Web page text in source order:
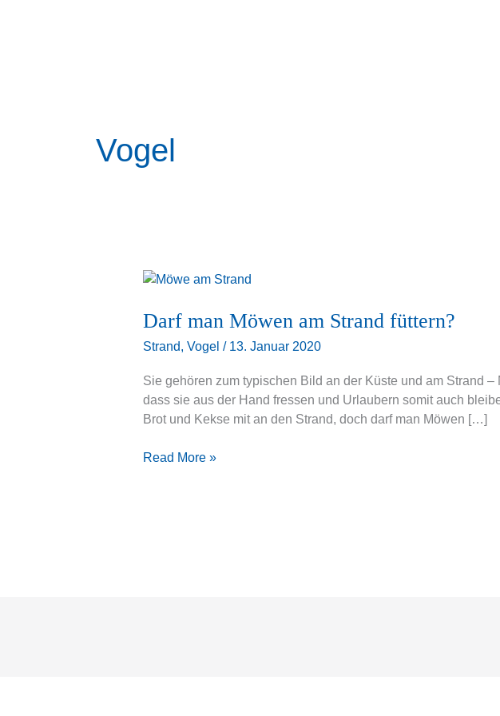
Vogel
Darf man Möwen am Strand füttern?
Strand, Vogel / 13. Januar 2020
Sie gehören zum typischen Bild an der Küste und am Strand
dass sie aus der Hand fressen und Urlaubern somit auch
Brot und Kekse mit an den Strand, doch darf man Möwen […]
Darf
Möwen
Strand
füttern?
Read More »